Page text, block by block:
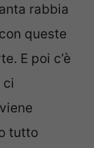
rabbia
queste
E poi c’è
ci
tutto